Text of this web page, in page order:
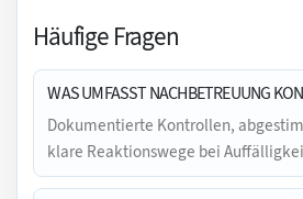
Häufige Fragen
WAS UMFASST NACHBETREUUNG
Dokumentierte Kontrollen,
klare Reaktionswege bei